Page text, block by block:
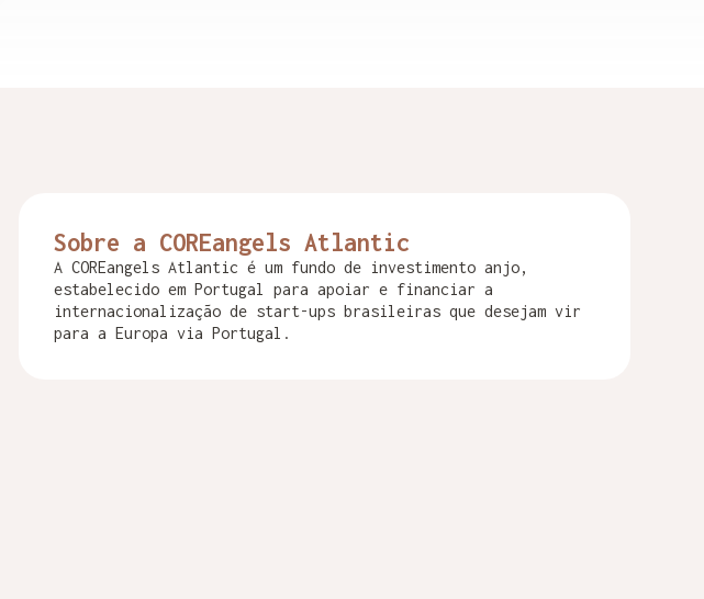
Sobre a COREangels Atlantic
A COREangels Atlantic é um fundo de investimento anjo,
estabelecido em Portugal para apoiar e financiar a
internacionalização de start-ups brasileiras que desejam vir
para a Europa via Portugal.